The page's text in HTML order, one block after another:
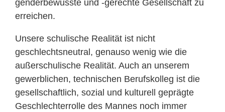
genderbewusste und -gerechte Gesellschaft zu
erreichen.
Unsere schulische Realität ist nicht
geschlechtsneutral, genauso wenig wie die
außerschulische Realität. Auch an unserem
gewerblichen, technischen Berufskolleg ist die
gesellschaftlich, sozial und kulturell geprägte
Geschlechterrolle des Mannes noch immer